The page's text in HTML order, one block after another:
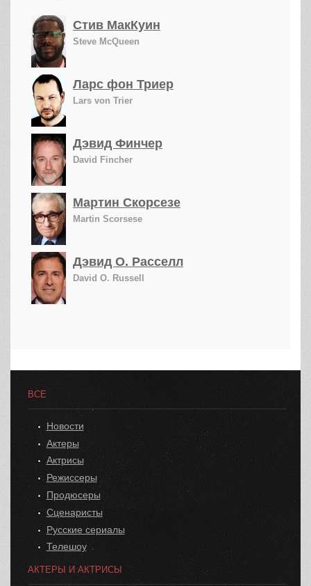
Стив МакКуин
Steve McQueen
Ларс фон Триер
Lars von Trier
Дэвид Финчер
David Fincher
Мартин Скорсезе
Martin Scorsese
Дэвид О. Расселл
David O. Russell
ВСЕ
Новости
Актеры
Актрисы
Режиссеры
Продюсеры
Сценаристы
Русские сериалы
Телешоу
АКТЕРЫ И АКТРИСЫ